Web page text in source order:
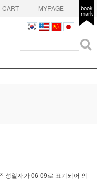
CART MYPAGE book
mark
성일자가 06-09로 표기되어 의